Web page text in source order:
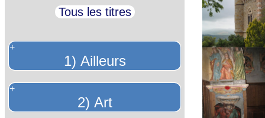
Tous les titres
+
1) Ailleurs
+
2) Art